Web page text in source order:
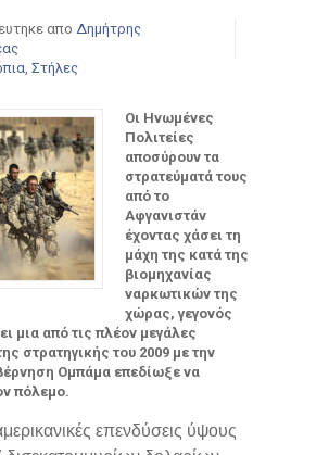
απο Δημήτρης
, Στήλες
Οι Ηνωμένες
Πολιτείες
αποσύρουν τα
στρατεύματά τους
από το
Αφγανιστάν
έχοντας χάσει τη
μάχη της κατά της
βιομηχανίας
ναρκωτικών της
χώρας, γεγονός
μια από τις πλέον μεγάλες
στρατηγικής του 2009 με την
Ομπάμα επεδίωξε να
πόλεμο.
επενδύσεις ύψους